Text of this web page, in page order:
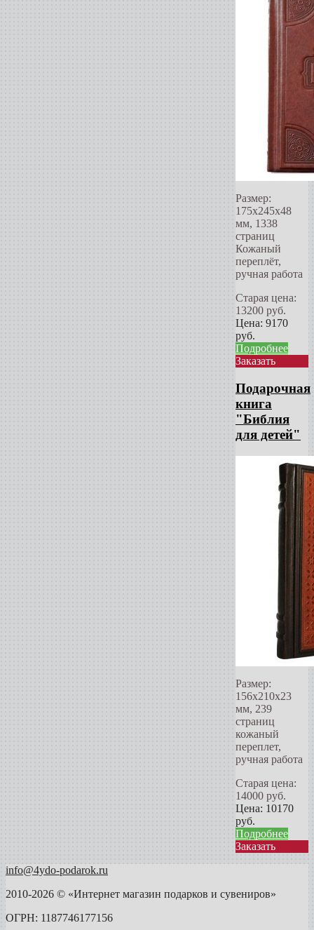
Размер:
175х245х48
мм, 1338
страниц
Кожаный
переплёт,
ручная работа
Старая цена:
13200 руб.
Цена: 9170
руб.
Подробнее
Заказать
Подарочная
книга
"Библия
для детей"
Размер:
156х210х23
мм, 239
страниц
кожаный
переплет,
ручная работа
Старая цена:
14000 руб.
Цена: 10170
руб.
Подробнее
Заказать
info@4ydo-podarok.ru
2010-2026 © «Интернет магазин подарков и сувениров»
ОГРН: 1187746177156